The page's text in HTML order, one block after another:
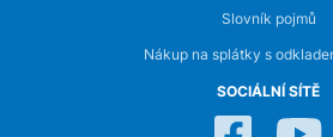
Slovník pojmů
Nákup na splátky s
SOCIÁLNÍ SÍTĚ